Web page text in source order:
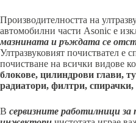
Производителността на
автомобилни части Asonic е
мазнината и ръждата се
Ултразвуковият почиствател е
почистване на всички видове
блокове, цилиндрови глави,
радиатори, филтри,
В сервизните работилници за